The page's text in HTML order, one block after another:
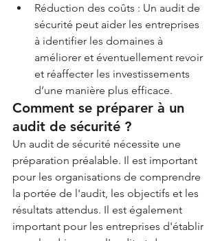
Réduction des coûts : Un audit de
sécurité peut aider les entreprises
à identifier les domaines à
améliorer et éventuellement revoir
et réaffecter les investissements
d’une manière plus efficace.
Comment se préparer à un
audit de sécurité ?
Un audit de sécurité nécessite une
préparation préalable. Il est important
pour les organisations de comprendre
la portée de l'audit, les objectifs et les
résultats attendus. Il est également
important pour les entreprises d'établir